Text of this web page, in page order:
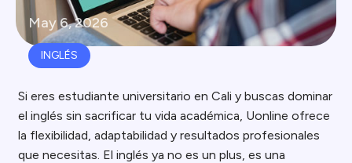
May 6, 2026
INGLÉS
Si eres estudiante universitario en Cali y buscas dominar
el inglés sin sacrificar tu vida académica, Uonline ofrece
la flexibilidad, adaptabilidad y resultados profesionales
que necesitas. El inglés ya no es un plus, es una